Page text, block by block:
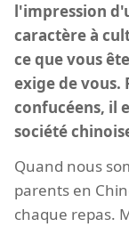
l'impression
caractère à
ce que vous
exige de vous.
confucéens, il
société
Quand nous
parents en
chaque repas.